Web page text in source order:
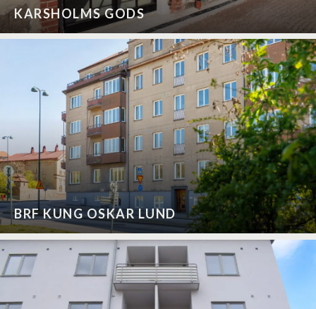
KARSHOLMS GODS
BRF KUNG OSKAR LUND